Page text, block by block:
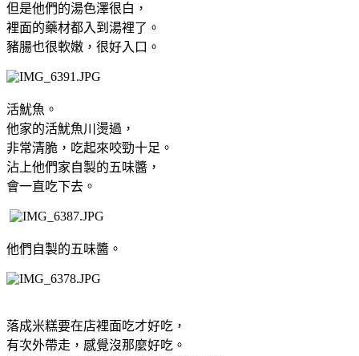
但是他們的湯色澤很白，
裡面的藥材都入到湯裡了。
豬腸也很軟嫩，很好入口。
活魷魚。
他家的活魷魚川燙過，
非常清脆，吃起來咬勁十足。
沾上他們家自製的五味醬，
會一直吃下去。
他們自製的五味醬。
落成米糕要在店裡面吃才好吃，
有次外帶走，感覺沒那麼好吃。